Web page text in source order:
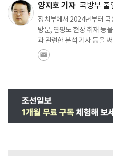
양지호 기자 국방부 출
정치부에서 2024년부터 국
방문, 연평도 현장 취재 등
과 관련한 분석 기사 등을